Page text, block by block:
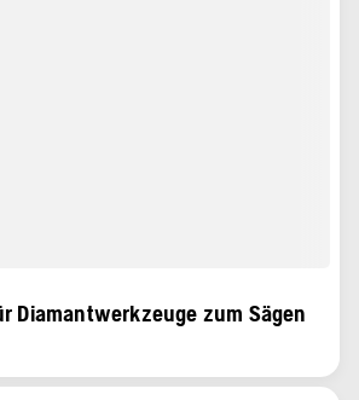
Diamantwerkzeuge zum Sägen